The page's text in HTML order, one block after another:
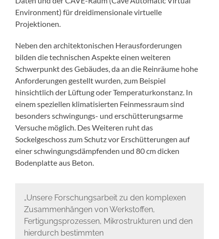
Environment) für dreidimensionale virtuelle
Projektionen.
Neben den architektonischen Herausforderungen
bilden die technischen Aspekte einen weiteren
Schwerpunkt des Gebäudes, da an die Reinräume hohe
Anforderungen gestellt wurden, zum Beispiel
hinsichtlich der Lüftung oder Temperaturkonstanz. In
einem speziellen klimatisierten Feinmessraum sind
besonders schwingungs- und erschütterungsarme
Versuche möglich. Des Weiteren ruht das
Sockelgeschoss zum Schutz vor Erschütterungen auf
einer schwingungsdämpfenden und 80 cm dicken
Bodenplatte aus Beton.
„Unsere Forschungsarbeit zu den komplexen
Zusammenhängen von Werkstoffen,
Fertigungsprozessen, Mikrostrukturen und den
hierdurch bestimmten